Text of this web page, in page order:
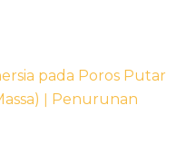
pada Poros Putar
ǀ Penurunan